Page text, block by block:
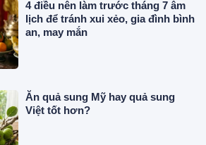
4 điều nên làm trước tháng 7 âm
lịch để tránh xui xẻo, gia đình bình
an, may mắn
Ăn quả sung Mỹ hay quả sung
Việt tốt hơn?